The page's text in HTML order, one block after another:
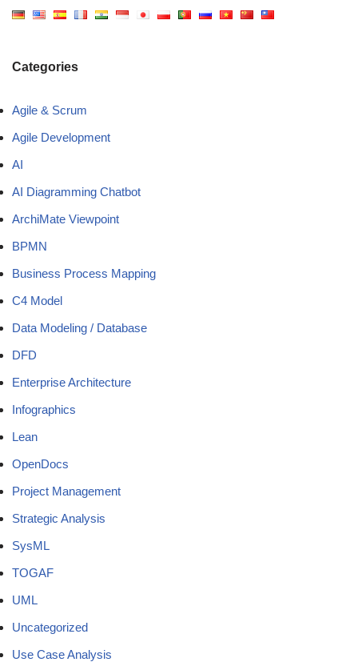
Categories
Agile & Scrum
Agile Development
AI
AI Diagramming Chatbot
ArchiMate Viewpoint
BPMN
Business Process Mapping
C4 Model
Data Modeling / Database
DFD
Enterprise Architecture
Infographics
Lean
OpenDocs
Project Management
Strategic Analysis
SysML
TOGAF
UML
Uncategorized
Use Case Analysis